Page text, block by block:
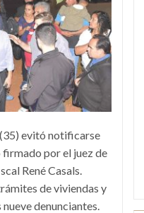
evitó notificarse
por el juez de
René Casals.
de viviendas y
denunciantes.